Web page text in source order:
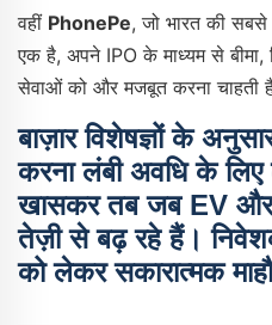
वहीं PhonePe, जो भारत की
एक है, अपने IPO के माध्यम से
सेवाओं को और मजबूत करना चाहती
बाज़ार विशेषज्ञोंके
करना लंबी अवधि के लिए
खासकर तब जब EV
तेज़ी से बढ़ रहे हैं।
को लेकर सकारात्मक